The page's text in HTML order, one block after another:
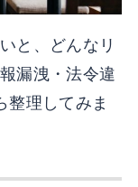
と、どんなリ
漏洩・法令違
整理してみま